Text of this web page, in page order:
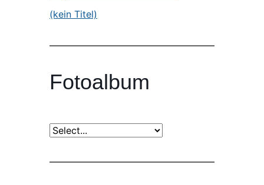
(kein Titel)
Fotoalbum